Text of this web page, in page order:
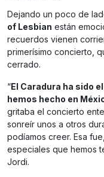
Dejando un poco de
of Lesbian están
recuerdos vienen
primerísimo concierto,
cerrado.
“El Caradura ha sido
hemos hecho en
gritaba el concierto
sonreír unos a otros
podíamos creer. Esa
especiales que hemos
Jordi.